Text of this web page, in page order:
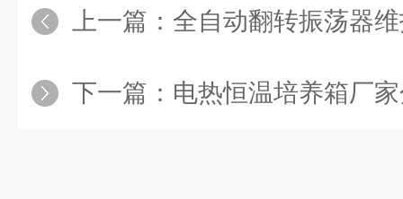
上一篇： 全自动翻转振荡器
下一篇： 电热恒温培养箱厂